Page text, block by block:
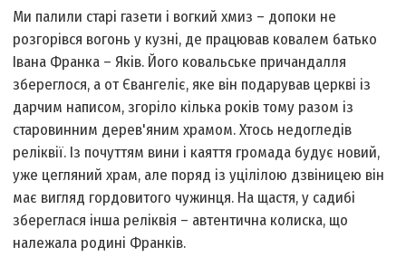
Ми палили старі газети і вогкий хмиз – допоки не
розгорівся вогонь у кузні, де працював ковалем батько
Івана Франка – Яків. Його ковальське причандалля
збереглося, а от Євангеліє, яке він подарував церкві із
дарчим написом, згоріло кілька років тому разом із
старовинним дерев'яним храмом. Хтось недогледів
реліквії. Із почуттям вини і каяття громада будує новий,
уже цегляний храм, але поряд із уцілілою дзвіницею він
має вигляд гордовитого чужинця. На щастя, у садибі
збереглася інша реліквія – автентична колиска, що
належала родині Франків.